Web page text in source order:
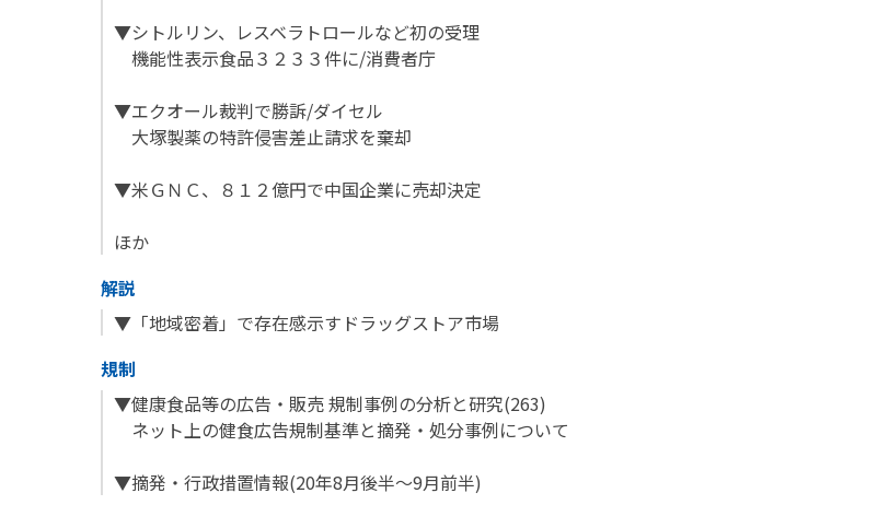
▼シトルリン、レスベラトロールなど初の受理
機能性表示食品３２３３件に/消費者庁
▼エクオール裁判で勝訴/ダイセル
大塚製薬の特許侵害差止請求を棄却
▼米ＧＮＣ、８１２億円で中国企業に売却決定
ほか
解説
▼「地域密着」で存在感示すドラッグストア市場
規制
▼健康食品等の広告・販売 規制事例の分析と研究(263)
ネット上の健食広告規制基準と摘発・処分事例について
▼摘発・行政措置情報(20年8月後半～9月前半)